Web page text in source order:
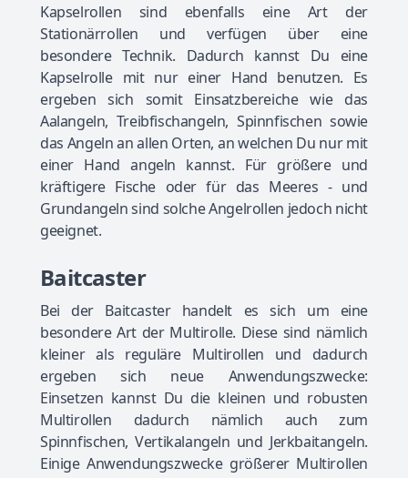
Kapselrollen sind ebenfalls eine Art der
Stationärrollen und verfügen über eine
besondere Technik. Dadurch kannst Du eine
Kapselrolle mit nur einer Hand benutzen. Es
ergeben sich somit Einsatzbereiche wie das
Aalangeln, Treibfischangeln, Spinnfischen sowie
das Angeln an allen Orten, an welchen Du nur mit
einer Hand angeln kannst. Für größere und
kräftigere Fische oder für das Meeres - und
Grundangeln sind solche Angelrollen jedoch nicht
geeignet.
Baitcaster
Bei der Baitcaster handelt es sich um eine
besondere Art der Multirolle. Diese sind nämlich
kleiner als reguläre Multirollen und dadurch
ergeben sich neue Anwendungszwecke:
Einsetzen kannst Du die kleinen und robusten
Multirollen dadurch nämlich auch zum
Spinnfischen, Vertikalangeln und Jerkbaitangeln.
Einige Anwendungszwecke größerer Multirollen